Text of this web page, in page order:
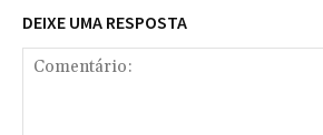
DEIXE UMA RESPOSTA